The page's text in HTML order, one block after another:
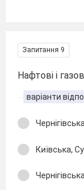
Запитання 9
Нафтові і
варіанти
Київська,